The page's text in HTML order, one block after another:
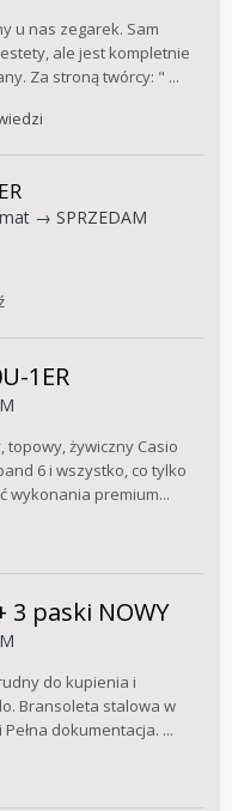
u nas zegarek. Sam
ale jest kompletnie
Za stroną twórcy: " ...
→ SPRZEDAM
1ER
żywiczny Casio
6 i wszystko, co tylko
wykonania premium...
paski NOWY
do kupienia i
Bransoleta stalowa w
dokumentacja. ...